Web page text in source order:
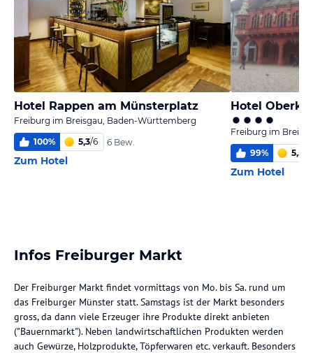
Hotel Rappen am Münsterplatz
Freiburg im Breisgau, Baden-Württemberg
100% 5,3/6 6 Bew.
Zum Hotel
Hotel
Freiburg im
99% 5,5
Zum Hotel
Infos Freiburger Markt
Der Freiburger Markt findet vormittags von Mo. bis Sa. rund um
das Freiburger Münster statt. Samstags ist der Markt besonders
gross, da dann viele Erzeuger ihre Produkte direkt anbieten
("Bauernmarkt"). Neben landwirtschaftlichen Produkten werden
auch Gewürze, Holzprodukte, Töpferwaren etc. verkauft. Besonders